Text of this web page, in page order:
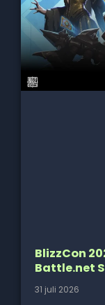
BlizzCon
Battle.net
31 juli 2026